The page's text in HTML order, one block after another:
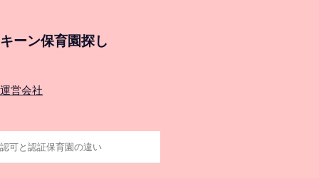
キーン保育園探し
運営会社